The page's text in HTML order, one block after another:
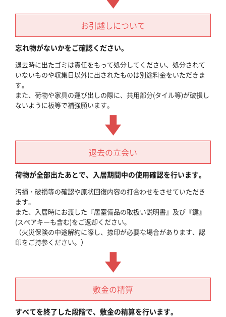
お引越しについて
忘れ物がないかをご確認ください。
退去時に出たゴミは責任をもって処分してください、処分されて
いないものや収集日以外に出されたものは別途料金をいただきま
す。
また、荷物や家具の運び出しの際に、共用部分(タイル等)が破損し
ないように板等で補強願います。
退去の立会い
荷物が全部出たあとで、入居期間中の使用確認を行います。
汚損・破損等の確認や原状回復内容の打合わせをさせていただき
ます。
また、入居時にお渡した『居室備品の取扱い説明書』及び『鍵』
(スペアキーも含む)をご返却ください。
（火災保険の中途解約に際し、捺印が必要な場合があります、認
印をご持参ください。）
敷金の精算
すべてを終了した段階で、敷金の精算を行います。